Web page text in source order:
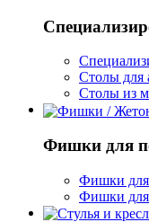
Столы для
Столы из
Фишки для
Фишки для
Фишки для